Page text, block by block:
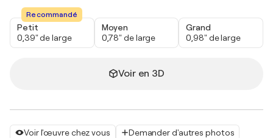
Voir l'œuvre chez vous Demander d'autres photos
Recommandé
Petit
0,39" de large
Moyen
0,78" de large
Grand
0,98" de large
Voir en 3D